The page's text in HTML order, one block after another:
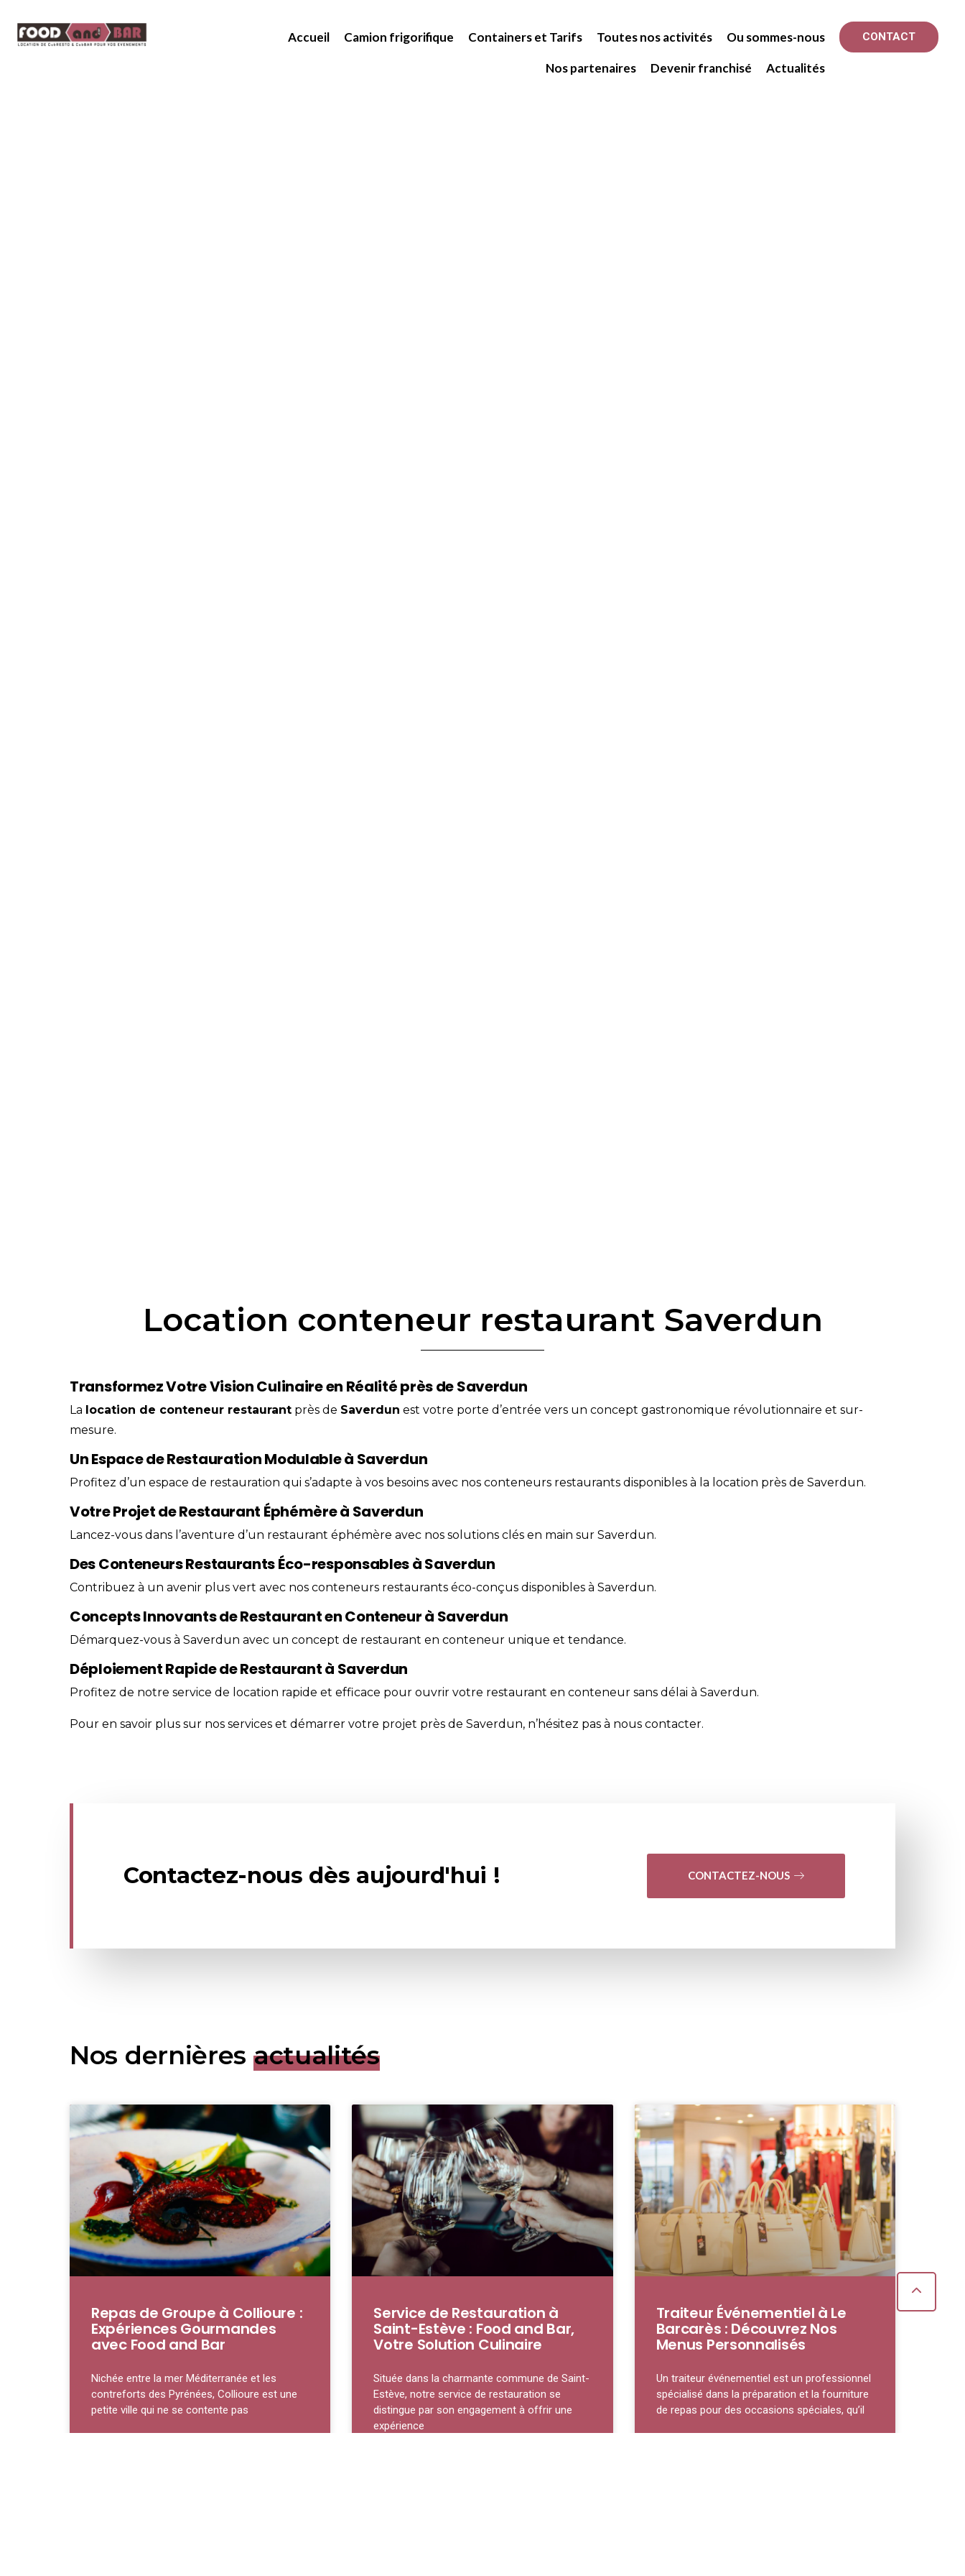
Accueil Camion frigorifique Containers et Tarifs Toutes nos activités Ou sommes-nous
Nos partenaires Devenir franchisé Actualités
CONTACT
Location conteneur restaurant Saverdun
Transformez Votre Vision Culinaire en Réalité près de Saverdun
La location de conteneur restaurant près de Saverdun est votre porte d’entrée vers un concept gastronomique révolutionnaire et sur-
mesure.
Un Espace de Restauration Modulable à Saverdun
Profitez d’un espace de restauration qui s’adapte à vos besoins avec nos conteneurs restaurants disponibles à la location près de Saverdun.
Votre Projet de Restaurant Éphémère à Saverdun
Lancez-vous dans l’aventure d’un restaurant éphémère avec nos solutions clés en main sur Saverdun.
Des Conteneurs Restaurants Éco-responsables à Saverdun
Contribuez à un avenir plus vert avec nos conteneurs restaurants éco-conçus disponibles à Saverdun.
Concepts Innovants de Restaurant en Conteneur à Saverdun
Démarquez-vous à Saverdun avec un concept de restaurant en conteneur unique et tendance.
Déploiement Rapide de Restaurant à Saverdun
Profitez de notre service de location rapide et efficace pour ouvrir votre restaurant en conteneur sans délai à Saverdun.
Pour en savoir plus sur nos services et démarrer votre projet près de Saverdun, n’hésitez pas à nous contacter.
Contactez-nous dès aujourd'hui ! CONTACTEZ-NOUS
Nos dernières actualités
Repas de Groupe à Collioure :
Expériences Gourmandes
avec Food and Bar
Nichée entre la mer Méditerranée et les
contreforts des Pyrénées, Collioure est une
petite ville qui ne se contente pas
Service de Restauration à
Saint-Estève : Food and Bar,
Votre Solution Culinaire
Située dans la charmante commune de Saint-
Estève, notre service de restauration se
distingue par son engagement à offrir une
expérience
Traiteur Événementiel à Le
Barcarès : Découvrez Nos
Menus Personnalisés
Un traiteur événementiel est un professionnel
spécialisé dans la préparation et la fourniture
de repas pour des occasions spéciales, qu’il